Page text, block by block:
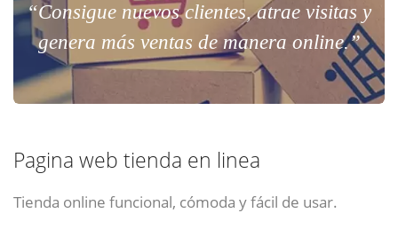
“Consigue nuevos clientes, atrae visitas y
genera más ventas de manera online.”
Pagina web tienda en linea
Tienda online funcional, cómoda y fácil de usar.